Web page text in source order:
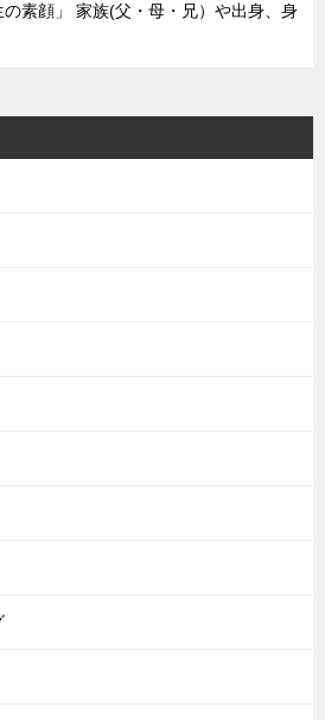
素顔」 家族(父・母・兄）や出身、身